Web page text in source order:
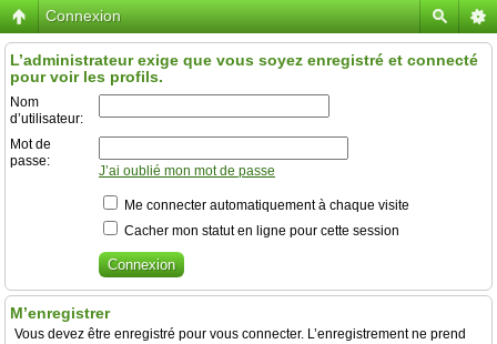
Connexion
L’administrateur exige que vous soyez enregistré et connecté
pour voir les profils.
Nom
d’utilisateur:
Mot de
passe:
J’ai oublié mon mot de passe
Me connecter automatiquement à chaque visite
Cacher mon statut en ligne pour cette session
M’enregistrer
Vous devez être enregistré pour vous connecter. L’enregistrement ne prend